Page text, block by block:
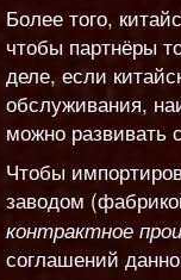
Более того,
чтобы партнёры
деле, если
обслуживания,
можно развивать
Чтобы
заводом
контрактное
соглашений